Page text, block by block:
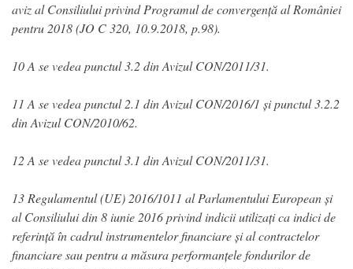
aviz al Consiliului privind Programul de convergență al României
pentru 2018 (JO C 320, 10.9.2018, p.98).
10 A se vedea punctul 3.2 din Avizul CON/2011/31.
11 A se vedea punctul 2.1 din Avizul CON/2016/1 și punctul 3.2.2
din Avizul CON/2010/62.
12 A se vedea punctul 3.1 din Avizul CON/2011/31.
13 Regulamentul (UE) 2016/1011 al Parlamentului European și
al Consiliului din 8 iunie 2016 privind indicii utilizați ca indici de
referință în cadrul instrumentelor financiare și al contractelor
financiare sau pentru a măsura performanțele fondurilor de